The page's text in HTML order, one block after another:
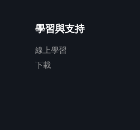
學習與支持
線上學習
下載